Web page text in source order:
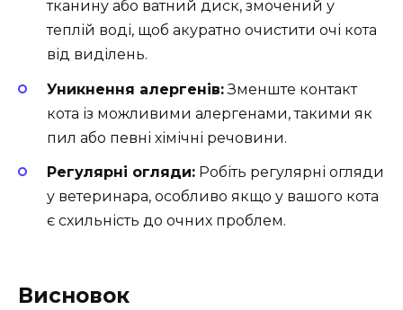
тканину або ватний диск, змочений у
теплій воді, щоб акуратно очистити очі кота
від виділень.
Уникнення алергенів:Зменште контакт
кота із можливими алергенами, такими як
пил або певні хімічні речовини.
Регулярні огляди: Робіть регулярні огляди
у ветеринара, особливо якщо у вашого кота
є схильність до очних проблем.
Висновок